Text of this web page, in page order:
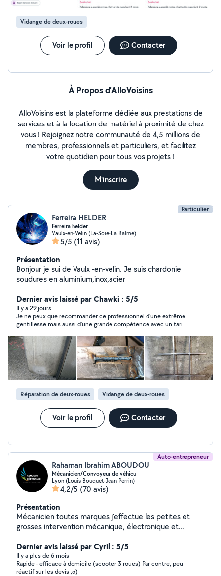
Vidange de deux-roues
Voir le profil Contacter
À Propos d’AlloVoisins
AlloVoisins est la plateforme dédiée aux prestations de
services et à la location de matériel à proximité de chez
vous ! Rejoignez notre communauté de 4,5 millions de
membres, professionnels et particuliers, et facilitez
votre quotidien pour tous vos projets !
M'inscrire
Particulier
Ferreira HELDER
Ferreira helder
Vaulx-en-Velin (La-Soie-La Balme)
5/5 (11 avis)
Présentation
Bonjour je sui de Vaulx -en-velin. Je suis chardonie
soudures en aluminium,inox,acier
Dernier avis laissé par Chawki : 5/5
Il y a 29 jours
Je ne peux que recommander ce professionnel d’une extrême
gentillesse mais aussi d’une grande compétence avec un tarif
corrosion perforante sur un véhicule et le travail était excellent.
Je recommande
Réparation de deux-roues Vidange de deux-roues
Voir le profil Contacter
Auto-entrepreneur
Rahaman Ibrahim ABOUDOU
Mécanicien/Convoyeur de véhicu
Lyon (Louis Bouquet-Jean Perrin)
4,2/5 (70 avis)
Présentation
Mécanicien toutes marques j'effectue les petites et
grosses intervention mécanique, électronique et
parallèles mais compétences font de moi un très bon
bricoleur dans divers domaine technique.
Dernier avis laissé par Cyril : 5/5
Il y a plus de 6 mois
Rapide - efficace à domicile (scooter 3 roues) Par contre, peu
réactif sur les devis ;o)